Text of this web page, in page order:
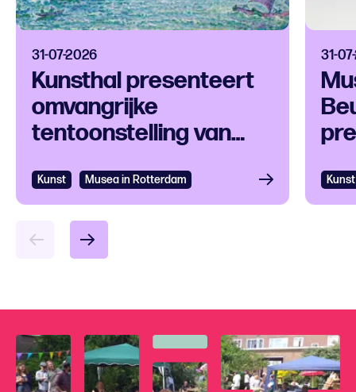
31-07-2026
Kunsthal presenteert
omvangrijke
tentoonstelling van
tijdgenoten
Kunst Musea in Rotterdam
31-
Kunst
Bekijken